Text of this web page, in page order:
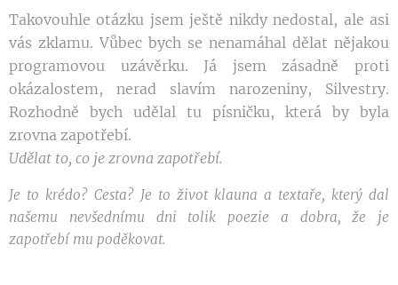
Takovouhle otázku jsem ještě nikdy nedostal, ale asi
vás zklamu. Vůbec bych se nenamáhal dělat nějakou
programovou uzávěrku. Já jsem zásadně proti
okázalostem, nerad slavím narozeniny, Silvestry.
Rozhodně bych udělal tu písničku, která by byla
zrovna zapotřebí.
Udělat to, co je zrovna zapotřebí.
Je to krédo? Cesta? Je to život klauna a textaře, který dal
našemu nevšednímu dni tolik poezie a dobra, že je
zapotřebí mu poděkovat.